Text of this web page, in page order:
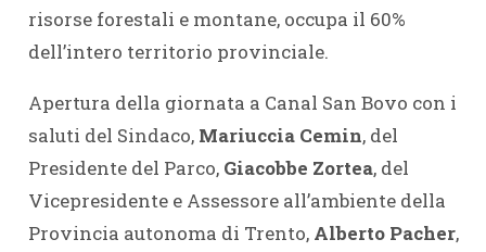
risorse forestali e montane, occupa il 60%
dell’intero territorio provinciale.
Apertura della giornata a Canal San Bovo con i
saluti del Sindaco, Mariuccia Cemin, del
Presidente del Parco, Giacobbe Zortea, del
Vicepresidente e Assessore all’ambiente della
Provincia autonoma di Trento, Alberto Pacher,